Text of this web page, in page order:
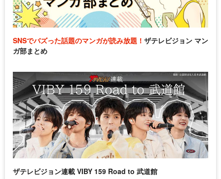
SNSでバズった話題のマンガが読み放題！ ザテレビジョン マン
ガ部まとめ
ザテレビジョン連載 VIBY 159 Road to 武道館